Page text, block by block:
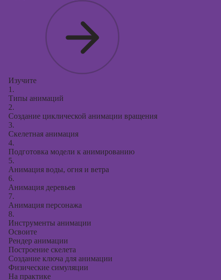
Изучите
1.
Типы анимаций
2.
Создание циклической анимации вращения
3.
Скелетная анимация
4.
Подготовка модели к анимированию
5.
Анимация воды, огня и ветра
6.
Анимация деревьев
7.
Анимация персонажа
8.
Инструменты анимации
Освоите
Рендер анимации
Построение скелета
Создание ключа для анимации
Физические симуляции
На практике